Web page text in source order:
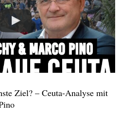
Ziel? – Ceuta-Analyse mit